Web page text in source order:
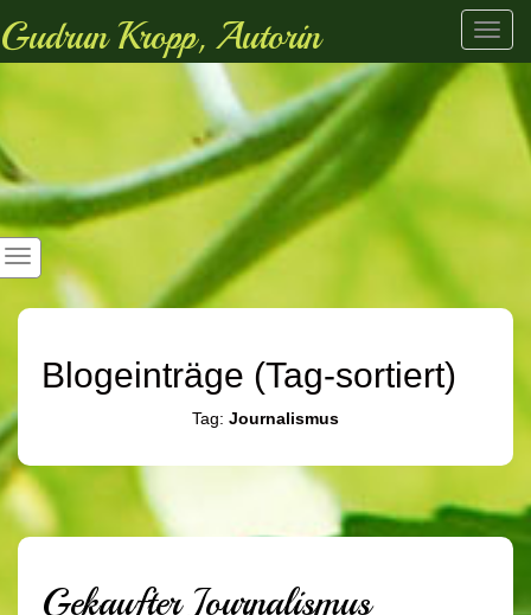
Gudrun Kropp, Autorin
Blogeinträge (Tag-sortiert)
Tag: Journalismus
Gekaufter Journalismus